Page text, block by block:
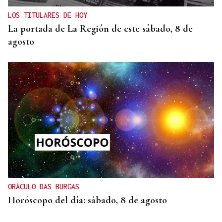
LOS TITULARES DE HOY
La portada de La Región de este sábado, 8 de
agosto
ORÁCULO DAS BURGAS
Horóscopo del día: sábado, 8 de agosto